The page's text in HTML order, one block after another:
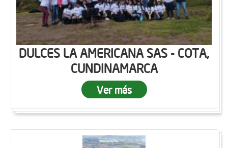
DULCES LA AMERICANA SAS - COTA,
CUNDINAMARCA
Ver más